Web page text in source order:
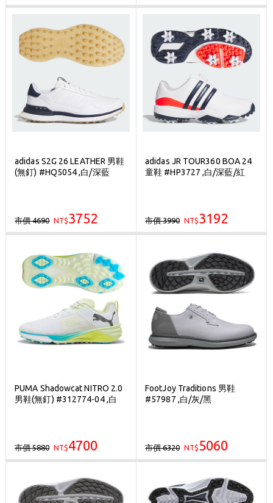
adidas S2G 26 LEATHER 男鞋
(無釘) #HQ5054 ,白/深藍
市價 4690 NT$3752
adidas JR TOUR360 BOA 24
童鞋 #HP3727 ,白/深藍/紅
市價 3990 NT$3192
PUMA Shadowcat NITRO 2.0
男鞋(無釘) #312774-04 ,白
市價 5880 NT$4700
FootJoy Traditions 男鞋
#57987 ,白/灰/黑
市價 6320 NT$5060